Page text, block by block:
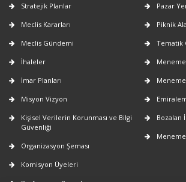
Stratejik Planlar
Meclis Kararları
Meclis Gündemi
İhaleler
İmar Planları
Misyon Vizyon
Kişisel Verilerin Korunması ve Bilgi
Güvenliği
Organizasyon Şeması
Komisyon Üyeleri
Pazar
Piknik
Tematik
Bozalan